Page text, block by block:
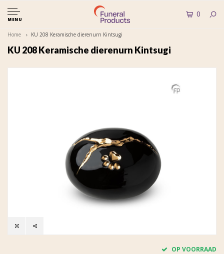
MENU
0
Home KU 208 Keramische dierenurn Kintsugi
KU 208 Keramische dierenurn Kintsugi
OP VOORRAAD